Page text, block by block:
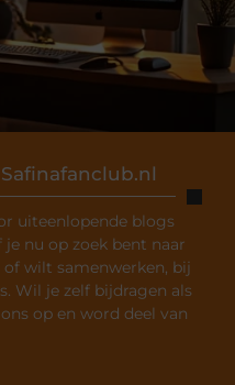
uiteenlopende blogs
nu op zoek bent naar
wilt samenwerken, bij
Wil je zelf bijdragen als
op en word deel van